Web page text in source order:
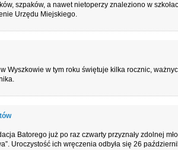
szpaków, a nawet nietoperzy znaleziono w
Urzędu Miejskiego.
Wyszkowie w tym roku świętuje kilka rocznic,
Batorego już po raz czwarty przyznały zdolnej
Uroczystość ich wręczenia odbyła się 26